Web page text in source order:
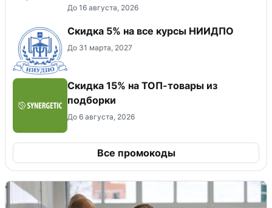
До 16 августа, 2026
Скидка 5% на все курсы НИИДПО
До 31 марта, 2027
Скидка 15% на ТОП-товары из
подборки
До 6 августа, 2026
Все промокоды